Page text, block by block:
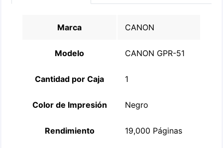
Marca CANON
Modelo CANON GPR-51
Cantidad por Caja 1
Color de Impresión Negro
Rendimiento 19,000 Páginas